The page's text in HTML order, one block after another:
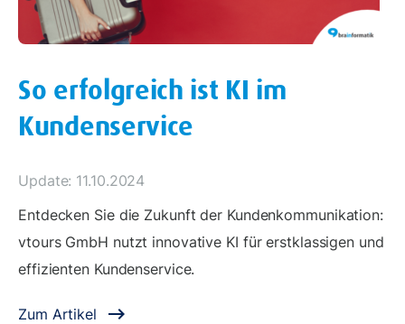
So erfolgreich ist KI im
Kundenservice
Update: 11.10.2024
Entdecken Sie die Zukunft der Kundenkommunikation:
vtours GmbH nutzt innovative KI für erstklassigen und
effizienten Kundenservice.
Zum Artikel